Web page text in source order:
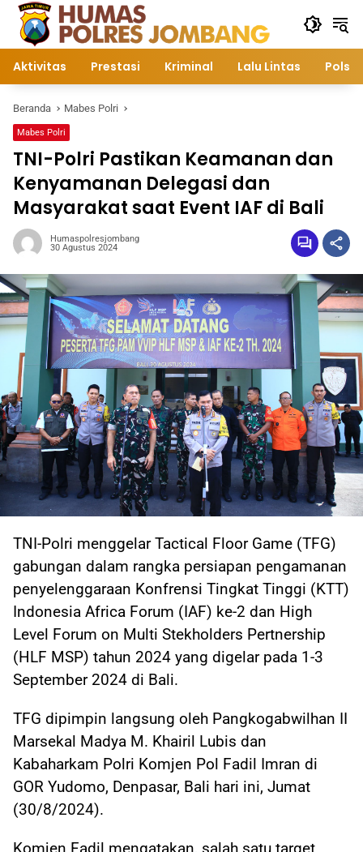
Langsung
konten
Aktivitas Prestasi Kriminal Lalu Lintas
Beranda Mabes Polri
Mabes Polri
TNI-Polri Pastikan Keamanan dan
Kenyamanan Delegasi dan
Masyarakat saat Event IAF di Bali
Humaspolresjombang
30 Agustus 2024
TNI-Polri menggelar Tactical Floor Game (TFG)
gabungan dalam rangka persiapan pengamanan
penyelenggaraan Konfrensi Tingkat Tinggi (KTT)
Indonesia Africa Forum (IAF) ke-2 dan High
Level Forum on Multi Stekholders Pertnership
(HLF MSP) tahun 2024 yang digelar pada 1-3
September 2024 di Bali.
TFG dipimpin langsung oleh Pangkogabwilhan II
Marsekal Madya M. Khairil Lubis dan
Kabaharkam Polri Komjen Pol Fadil Imran di
GOR Yudomo, Denpasar, Bali hari ini, Jumat
(30/8/2024).
Komjen Fadil mengatakan, salah satu target